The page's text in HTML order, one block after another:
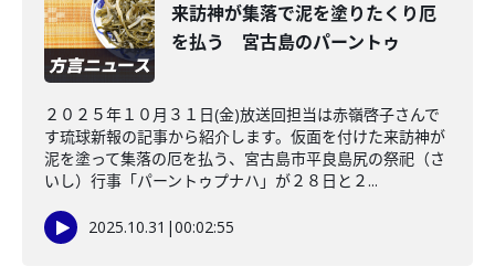
来訪神が集落で泥を塗りたくり厄
を払う 宮古島のパーントゥ
２０２５年１０月３１日(金)放送回担当は赤嶺啓子さんで
す琉球新報の記事から紹介します。仮面を付けた来訪神が
泥を塗って集落の厄を払う、宮古島市平良島尻の祭祀（さ
いし）行事「パーントゥプナハ」が２８日と２...
2025.10.31 |00:02:55